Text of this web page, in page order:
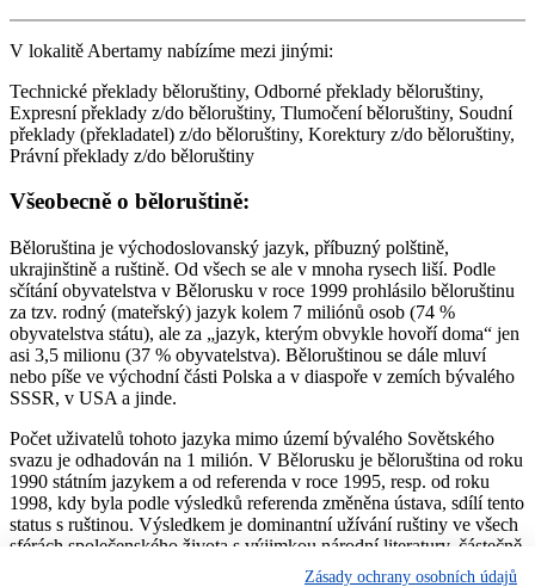
V lokalitě Abertamy nabízíme mezi jinými:
Technické překlady běloruštiny, Odborné překlady běloruštiny,
Expresní překlady z/do běloruštiny, Tlumočení běloruštiny, Soudní
překlady (překladatel) z/do běloruštiny, Korektury z/do běloruštiny,
Právní překlady z/do běloruštiny
Všeobecně o běloruštině:
Běloruština je východoslovanský jazyk, příbuzný polštině,
ukrajinštině a ruštině. Od všech se ale v mnoha rysech liší. Podle
sčítání obyvatelstva v Bělorusku v roce 1999 prohlásilo běloruštinu
za tzv. rodný (mateřský) jazyk kolem 7 miliónů osob (74 %
obyvatelstva státu), ale za „jazyk, kterým obvykle hovoří doma“ jen
asi 3,5 milionu (37 % obyvatelstva). Běloruštinou se dále mluví
nebo píše ve východní části Polska a v diaspoře v zemích bývalého
SSSR, v USA a jinde.
Počet uživatelů tohoto jazyka mimo území bývalého Sovětského
svazu je odhadován na 1 milión. V Bělorusku je běloruština od roku
1990 státním jazykem a od referenda v roce 1995, resp. od roku
1998, kdy byla podle výsledků referenda změněna ústava, sdílí tento
status s ruštinou. Výsledkem je dominantní užívání ruštiny ve všech
sférách společenského života s výjimkou národní literatury, částečně
hudby a národní kultury všeobecně; v omezené míře ji užívají i
Zásady ochrany osobních údajů